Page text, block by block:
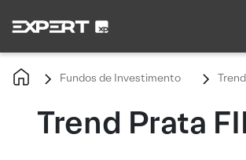
Fundos de Investimento
Trend Prata